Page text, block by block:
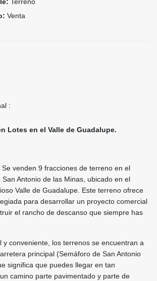
Venta
:
Lotes en el Valle de Guadalupe.
venden 9 fracciones de terreno en el
Antonio de las Minas, ubicado en el
Valle de Guadalupe. Este terreno ofrece
para desarrollar un proyecto comercial
el rancho de descanso que siempre has
y conveniente, los terrenos se encuentran a
principal (Semáforo de San Antonio
significa que puedes llegar en tan
camino parte pavimentado y parte de